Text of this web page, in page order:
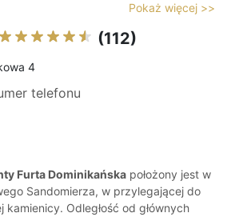
Pokaż więcej >>
(112)
4
telefonu
Furta Dominikańska położony jest w
Sandomierza, w przylegającej do
kamienicy. Odległość od głównych